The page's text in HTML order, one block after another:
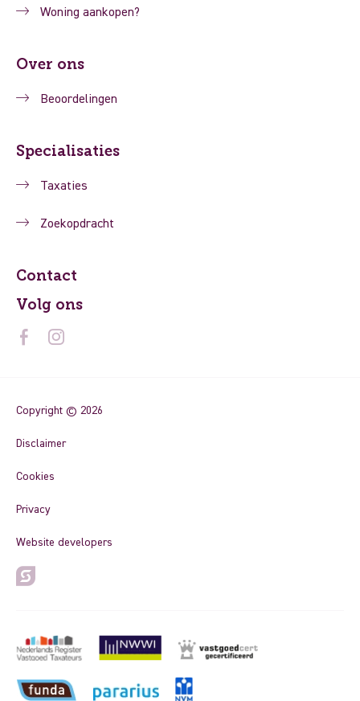
Woning aankopen?
Over ons
Beoordelingen
Specialisaties
Taxaties
Zoekopdracht
Contact
Volg ons
Copyright © 2026
Disclaimer
Cookies
Privacy
Website developers